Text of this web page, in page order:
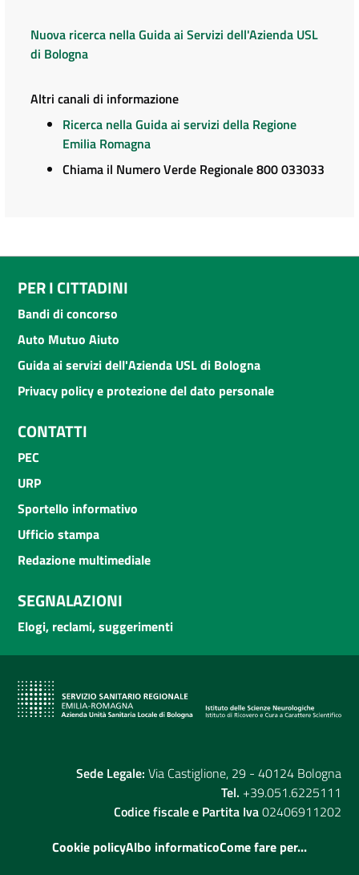
Nuova ricerca nella Guida ai Servizi dell'Azienda USL
di Bologna
Altri canali di informazione
Ricerca nella Guida ai servizi della Regione
Emilia Romagna
Chiama il Numero Verde Regionale 800 033033
PER I CITTADINI
Bandi di concorso
Auto Mutuo Aiuto
Guida ai servizi dell'Azienda USL di Bologna
Privacy policy e protezione del dato personale
CONTATTI
PEC
URP
Sportello informativo
Ufficio stampa
Redazione multimediale
SEGNALAZIONI
Elogi, reclami, suggerimenti
Sede Legale: Via Castiglione, 29 - 40124 Bologna
Tel. +39.051.6225111
Codice fiscale e Partita Iva02406911202
Cookie policyAlbo informaticoCome fare per...